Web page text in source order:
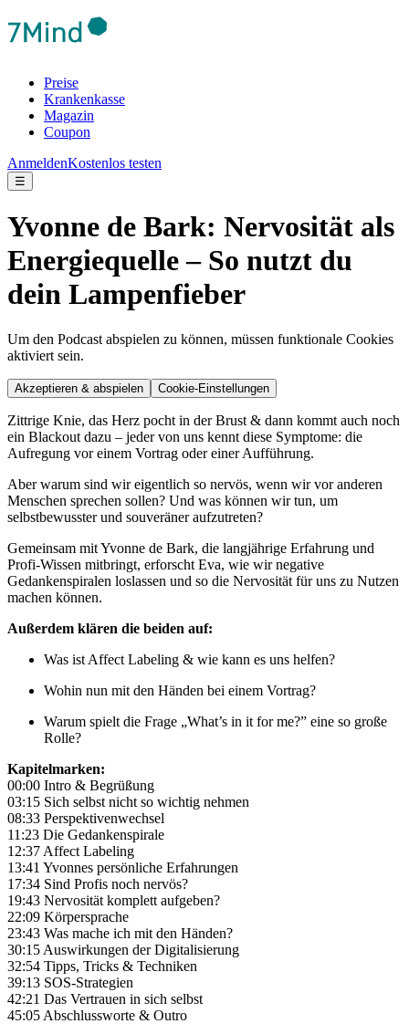
Preise
Krankenkasse
Magazin
Coupon
AnmeldenKostenlos testen
☰
Yvonne de Bark: Nervosität als
Energiequelle – So nutzt du
dein Lampenfieber
Um den Podcast abspielen zu können, müssen funktionale Cookies
aktiviert sein.
Akzeptieren & abspielen Cookie-Einstellungen
Zittrige Knie, das Herz pocht in der Brust & dann kommt auch noch
ein Blackout dazu – jeder von uns kennt diese Symptome: die
Aufregung vor einem Vortrag oder einer Aufführung.
Aber warum sind wir eigentlich so nervös, wenn wir vor anderen
Menschen sprechen sollen? Und was können wir tun, um
selbstbewusster und souveräner aufzutreten?
Gemeinsam mit Yvonne de Bark, die langjährige Erfahrung und
Profi-Wissen mitbringt, erforscht Eva, wie wir negative
Gedankenspiralen loslassen und so die Nervosität für uns zu Nutzen
machen können.
Außerdem klären die beiden auf:
Was ist Affect Labeling & wie kann es uns helfen?
Wohin nun mit den Händen bei einem Vortrag?
Warum spielt die Frage „What’s in it for me?” eine so große
Rolle?
Kapitelmarken:
00:00 Intro & Begrüßung
03:15 Sich selbst nicht so wichtig nehmen
08:33 Perspektivenwechsel
11:23 Die Gedankenspirale
12:37 Affect Labeling
13:41 Yvonnes persönliche Erfahrungen
17:34 Sind Profis noch nervös?
19:43 Nervosität komplett aufgeben?
22:09 Körpersprache
23:43 Was mache ich mit den Händen?
30:15 Auswirkungen der Digitalisierung
32:54 Tipps, Tricks & Techniken
39:13 SOS-Strategien
42:21 Das Vertrauen in sich selbst
45:05 Abschlussworte & Outro